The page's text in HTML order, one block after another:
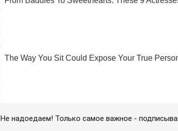
Не надоедаем! Только самое важное -